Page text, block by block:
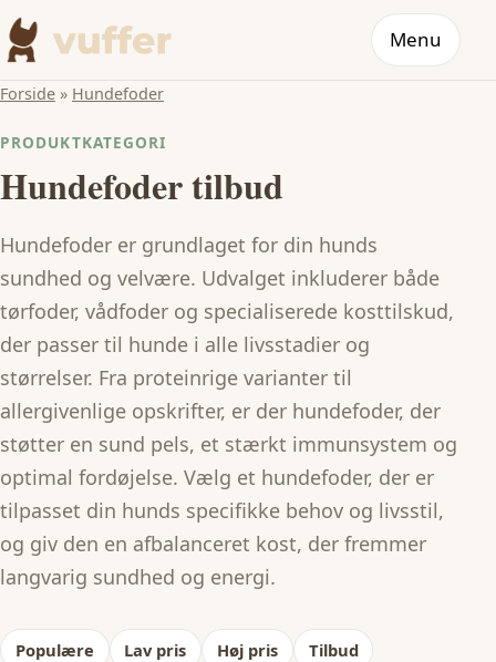
Menu
Forside » Hundefoder
PRODUKTKATEGORI
Hundefoder tilbud
Hundefoder er grundlaget for din hunds
sundhed og velvære. Udvalget inkluderer både
tørfoder, vådfoder og specialiserede kosttilskud,
der passer til hunde i alle livsstadier og
størrelser. Fra proteinrige varianter til
allergivenlige opskrifter, er der hundefoder, der
støtter en sund pels, et stærkt immunsystem og
optimal fordøjelse. Vælg et hundefoder, der er
tilpasset din hunds specifikke behov og livsstil,
og giv den en afbalanceret kost, der fremmer
langvarig sundhed og energi.
Populære Lav pris Høj pris Tilbud